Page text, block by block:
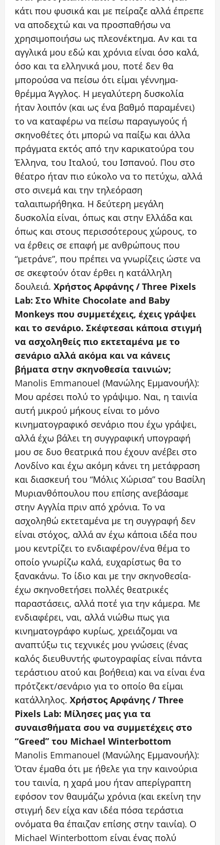
κάτι που φυσικά και με πείραζε αλλά έπρεπε
να αποδεχτώ και να προσπαθήσω να
χρησιμοποιήσω ως πλεονέκτημα. Αν και τα
αγγλικά μου εδώ και χρόνια είναι όσο καλά,
όσο και τα ελληνικά μου, ποτέ δεν θα
μπορούσα να πείσω ότι είμαι γέννημα-
θρέμμα Άγγλος. Η μεγαλύτερη δυσκολία
ήταν λοιπόν (και ως ένα βαθμό παραμένει)
το να καταφέρω να πείσω παραγωγούς ή
σκηνοθέτες ότι μπορώ να παίξω και άλλα
πράγματα εκτός από την καρικατούρα του
Έλληνα, του Ιταλού, του Ισπανού. Που στο
θέατρο ήταν πιο εύκολο να το πετύχω, αλλά
στο σινεμά και την τηλεόραση
ταλαιπωρήθηκα. Η δεύτερη μεγάλη
δυσκολία είναι, όπως και στην Ελλάδα και
όπως και στους περισσότερους χώρους, το
να έρθεις σε επαφή με ανθρώπους που
“μετράνε”, που πρέπει να γνωρίζεις ώστε να
σε σκεφτούν όταν έρθει η κατάλληλη
δουλειά. Χρήστος Αρφάνης / Three Pixels
Lab: Στο White Chocolate and Baby
Monkeys που συμμετέχεις, έχεις γράψει
και το σενάριο. Σκέφτεσαι κάποια στιγμή
να ασχοληθείς πιο εκτεταμένα με το
σενάριο αλλά ακόμα και να κάνεις
βήματα στην σκηνοθεσία ταινιών;
Manolis Emmanouel (Μανώλης Εμμανουήλ):
Μου αρέσει πολύ το γράψιμο. Ναι, η ταινία
αυτή μικρού μήκους είναι το μόνο
κινηματογραφικό σενάριο που έχω γράψει,
αλλά έχω βάλει τη συγγραφική υπογραφή
μου σε δυο θεατρικά που έχουν ανέβει στο
Λονδίνο και έχω ακόμη κάνει τη μετάφραση
και διασκευή του “Μόλις Χώρισα” του Βασίλη
Μυριανθόπουλου που επίσης ανεβάσαμε
στην Αγγλία πριν από χρόνια. Το να
ασχοληθώ εκτεταμένα με τη συγγραφή δεν
είναι στόχος, αλλά αν έχω κάποια ιδέα που
μου κεντρίζει το ενδιαφέρον/ένα θέμα το
οποίο γνωρίζω καλά, ευχαρίστως θα το
ξανακάνω. Το ίδιο και με την σκηνοθεσία-
έχω σκηνοθετήσει πολλές θεατρικές
παραστάσεις, αλλά ποτέ για την κάμερα. Με
ενδιαφέρει, ναι, αλλά νιώθω πως για
κινηματογράφο κυρίως, χρειάζομαι να
αναπτύξω τις τεχνικές μου γνώσεις (ένας
καλός διευθυντής φωτογραφίας είναι πάντα
τεράστιου ατού και βοήθεια) και να είναι ένα
πρότζεκτ/σενάριο για το οποίο θα είμαι
κατάλληλος. Χρήστος Αρφάνης / Three
Pixels Lab: Μίλησες μας για τα
συναισθήματα σου να συμμετέχεις στο
“Greed” του Michael Winterbottom
Manolis Emmanouel (Μανώλης Εμμανουήλ):
Όταν έμαθα ότι με ήθελε για την καινούρια
του ταινία, η χαρά μου ήταν απερίγραπτη
εφόσον τον θαυμάζω χρόνια (και εκείνη την
στιγμή δεν είχα καν ιδέα πόσα τεράστια
ονόματα θα έπαιζαν επίσης στην ταινία). Ο
Michael Winterbottom είναι ένας πολύ